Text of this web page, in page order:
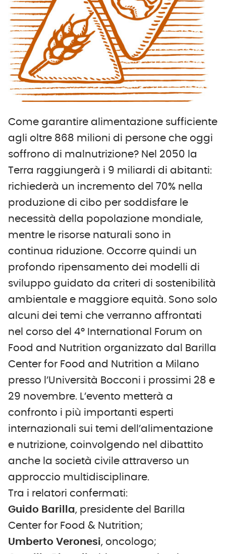
Come garantire alimentazione sufficiente
agli oltre 868 milioni di persone che oggi
soffrono di malnutrizione? Nel 2050 la
Terra raggiungerà i 9 miliardi di abitanti:
richiederà un incremento del 70% nella
produzione di cibo per soddisfare le
necessità della popolazione mondiale,
mentre le risorse naturali sono in
continua riduzione. Occorre quindi un
profondo ripensamento dei modelli di
sviluppo guidato da criteri di sostenibilità
ambientale e maggiore equità. Sono solo
alcuni dei temi che verranno affrontati
nel corso del 4° International Forum on
Food and Nutrition organizzato dal Barilla
Center for Food and Nutrition a Milano
presso l’Università Bocconi i prossimi 28 e
29 novembre. L’evento metterà a
confronto i più importanti esperti
internazionali sui temi dell’alimentazione
e nutrizione, coinvolgendo nel dibattito
anche la società civile attraverso un
approccio multidisciplinare.
Tra i relatori confermati:
Guido Barilla, presidente del Barilla
Center for Food & Nutrition;
Umberto Veronesi, oncologo;